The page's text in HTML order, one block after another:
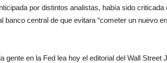
por distintos analistas, había sido
banco central de que evitara “cometer un nuevo
gente en la Fed lea hoy el editorial del Wall